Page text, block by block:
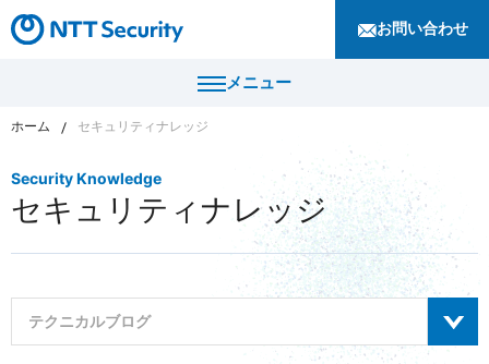
お問い合わせ
メニュー
製品・サービス
カテゴリから探す
セキュリティコンサルティング・教育・相談
セキュリティ管理
セキュリティナレッジ
ホーム セキュリティナレッジ
Security Knowledge
セキュリティナレッジ
テクニカルブログ